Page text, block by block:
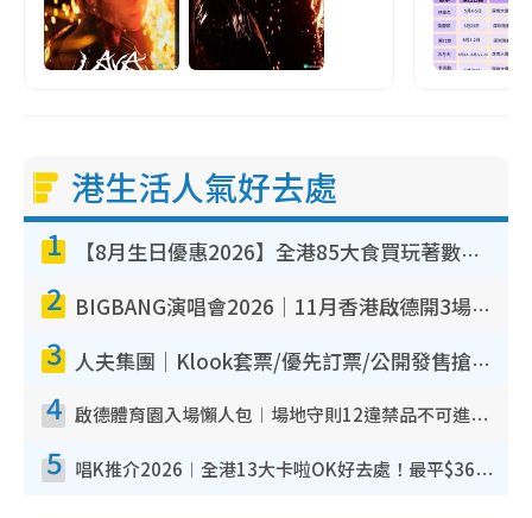
港生活人氣好去處
1 【8月生日優惠2026】全港85大食買玩著數攻略 自助餐/火鍋放題同行免費＋誠品/DONKI送現金券
2 BIGBANG演唱會2026｜11月香港啟德開3場！實名制VIP申請、優先購票攻略
3 人夫集團｜Klook套票/優先訂票/公開發售搶飛攻略！附票價.購票連結.場地座位表
4 啟德體育園入場懶人包︱場地守則12違禁品不可進場准帶細水樽但全場禁樽蓋！應援牌有限制！
5 唱K推介2026︱全港13大卡啦OK好去處！最平$36起 日文K都有！(附地址+收費詳情)